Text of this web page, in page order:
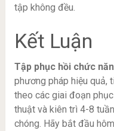
tập không đều.
Kết Luận
Tập phục hồi chức
phương pháp hiệu quả,
theo các giai đoạn
thuật và kiên trì 4-8
chóng. Hãy bắt đầu